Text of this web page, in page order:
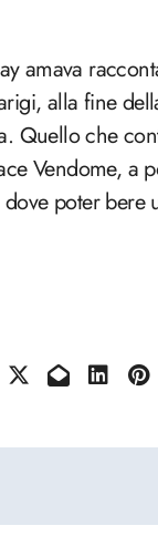
amava
alla fine
Quello che
Vendome, a
poter bere